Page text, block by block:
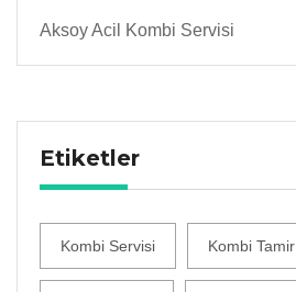
Aksoy Acil Kombi Servisi
Etiketler
Kombi Servisi Kombi Tamir